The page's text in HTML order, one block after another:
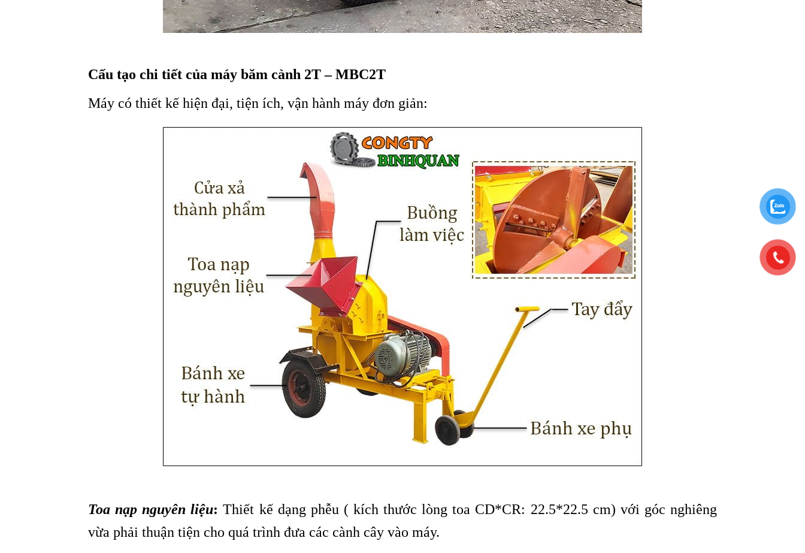
Cấu tạo chi tiết của máy băm cành 2T – MBC2T
Máy có thiết kế hiện đại, tiện ích, vận hành máy đơn giản:
Toa nạp nguyên liệu: Thiết kế dạng phễu ( kích thước lòng toa CD*CR: 22.5*22.5 cm) với góc nghiêng
vừa phải thuận tiện cho quá trình đưa các cành cây vào máy.